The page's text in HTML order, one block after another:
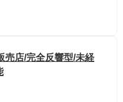
売店/完全反響型/未経